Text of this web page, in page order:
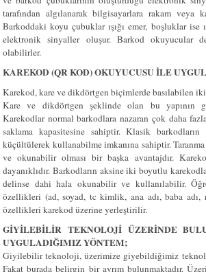
tarafından algılanarak bilgisayarlara rakam veya
Barkoddaki koyu çubuklar ışığı emer, boşluklar ise
elektronik sinyaller oluşur. Barkod okuyucular
olabilirler.
KAREKOD (QR KOD) OKUYUCUSU İLE
Karekod, kare ve dikdörtgen biçimlerde basılabilen
Kare ve dikdörtgen şeklinde olan bu yapının
Karekodlar normal barkodlara nazaran çok daha
saklama kapasitesine sahiptir. Klasik
küçültülerek kullanabilme imkanına sahiptir. Taranma
ve okunabilir olması bir başka avantajdır.
dayanıklıdır. Barkodların aksine iki boyutlu
delinse dahi hala okunabilir ve kullanılabilir.
özellikleri (ad, soyad, tc kimlik, ana adı, baba adı,
özellikleri karekod üzerine yerleştirilir.
GIYILEBILIR TEKNOLOJI ÜZERINDE
UYGULADIĞIMIZ YÖNTEM;
Giyilebilir teknoloji, üzerimize giyebildiğimiz
Fakat burada belirgin bir ayrım bulunmaktadır.